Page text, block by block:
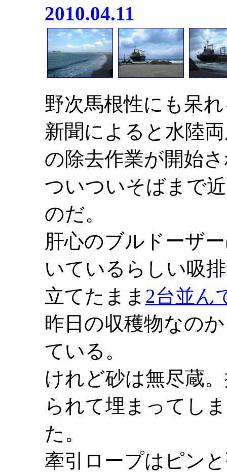
2010.04.11
野次馬根性にも呆
新聞によると水陸
の除去作業が開始
ついついそばまで
のだ。
肝心のブルドーザ
いているらしい吸
立てたまま 2台並ん
昨日の収穫物なの
ている。
けれど砂は無尽蔵
られて埋まってし
た。
牽引ロープはピン